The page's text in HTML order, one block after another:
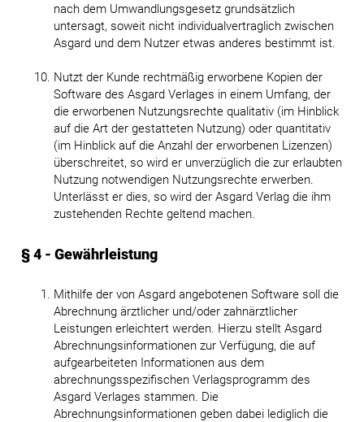
nach dem Umwandlungsgesetz grundsätzlich
untersagt, soweit nicht individualvertraglich zwischen
Asgard und dem Nutzer etwas anderes bestimmt ist.
Nutzt der Kunde rechtmäßig erworbene Kopien der
Software des Asgard Verlages in einem Umfang, der
die erworbenen Nutzungsrechte qualitativ (im Hinblick
auf die Art der gestatteten Nutzung) oder quantitativ
(im Hinblick auf die Anzahl der erworbenen Lizenzen)
überschreitet, so wird er unverzüglich die zur erlaubten
Nutzung notwendigen Nutzungsrechte erwerben.
Unterlässt er dies, so wird der Asgard Verlag die ihm
zustehenden Rechte geltend machen.
§ 4 - Gewährleistung
Mithilfe der von Asgard angebotenen Software soll die
Abrechnung ärztlicher und/oder zahnärztlicher
Leistungen erleichtert werden. Hierzu stellt Asgard
Abrechnungsinformationen zur Verfügung, die auf
aufgearbeiteten Informationen aus dem
abrechnungsspezifischen Verlagsprogramm des
Asgard Verlages stammen. Die
Abrechnungsinformationen geben dabei lediglich die